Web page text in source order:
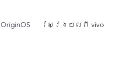
OriginOS ស្វែងយល់ពី vivo